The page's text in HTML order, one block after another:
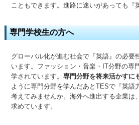
こともできます。進路に迷いがあっても『
専門学校生の方へ
グローバル化が進む社会で『英語』の必要
います。ファッション・音楽・IT分野の専
学されています。 専門分野を将来活かすに
ように専門分野を学んだあとTESで『英語
考えてみませんか。海外へ進出する企業は、
求めています。